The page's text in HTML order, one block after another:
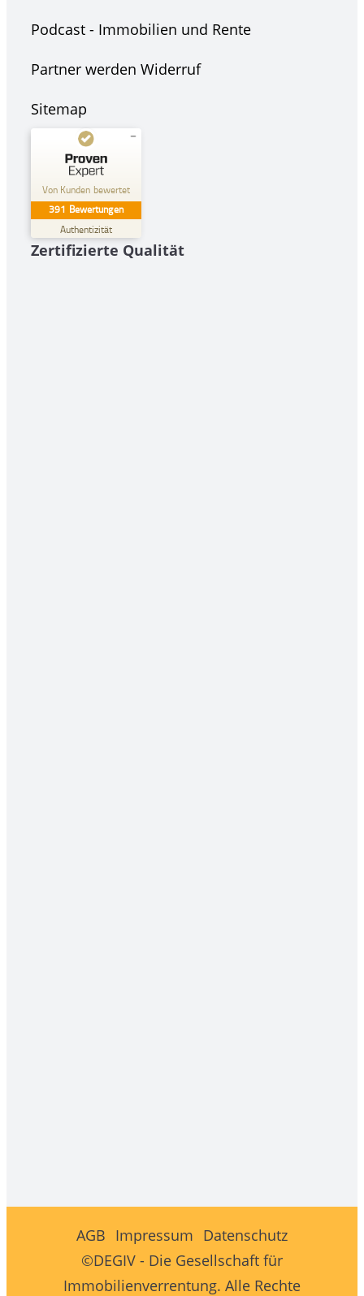
Podcast - Immobilien und Rente
Partner werden Widerruf
Sitemap
Von Kunden bewertet
391 Bewertungen
Authentizität
Kundenbewertungen und Erfahrungen zu
DEGIV - Die Gesellschaft für
Immobilienverrentung Gm...
Empfehlungen auf
ProvenExpert.com
GUT
Zertifizierte Qualität
AGB Impressum Datenschutz
©DEGIV - Die Gesellschaft für
Immobilienverrentung. Alle Rechte